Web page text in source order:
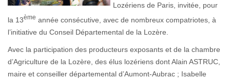
Lozériens de Paris, invitée, pour
la 13ème année consécutive, avec de nombreux compatriotes, à
l’initiative du Conseil Départemental de la Lozère.
Avec la participation des producteurs exposants et de la chambre
d’Agriculture de la Lozère, des élus lozériens dont Alain ASTRUC,
maire et conseiller départemental d’Aumont-Aubrac ; Isabelle